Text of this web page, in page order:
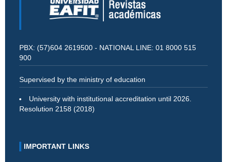
PBX: (57)604 2619500 - NATIONAL LINE: 01 8000 515
900
Supervised by the ministry of education
University with institutional accreditation until 2026.
Resolution 2158 (2018)
IMPORTANT LINKS